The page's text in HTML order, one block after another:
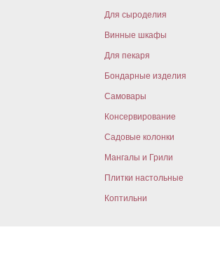
Для сыроделия
Винные шкафы
Для пекаря
Бондарные изделия
Самовары
Консервирование
Садовые колонки
Мангалы и Грили
Плитки настольные
Коптильни